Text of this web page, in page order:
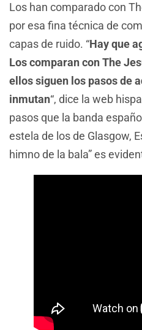
Los han comparado con
por esa fina técnica de
capas de ruido. “Hay que
Los comparan con The
ellos siguen los pasos de
inmutan“, dice la web
pasos que la banda
estela de los de Glasgow,
himno de la bala” es